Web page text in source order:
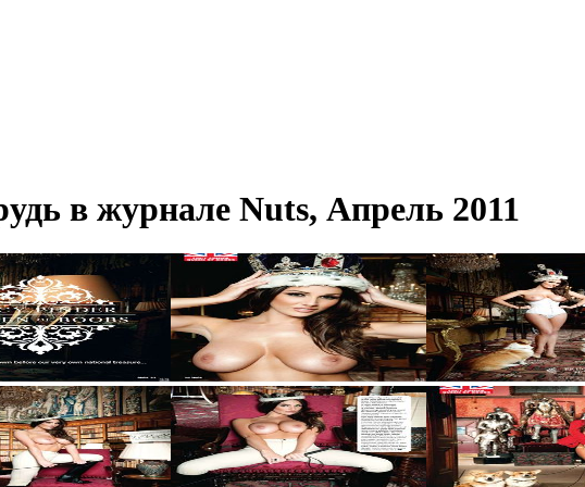
в журнале Nuts, Апрель 2011